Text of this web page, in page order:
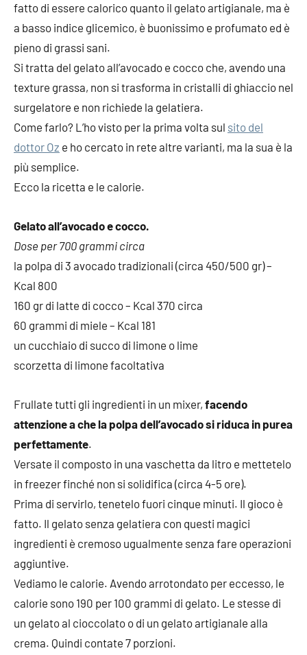
fatto di essere calorico quanto il gelato artigianale, ma è
a basso indice glicemico, è buonissimo e profumato ed è
pieno di grassi sani.
Si tratta del gelato all’avocado e cocco che, avendo una
texture grassa, non si trasforma in cristalli di ghiaccio nel
surgelatore e non richiede la gelatiera.
Come farlo? L’ho visto per la prima volta sul sito del
dottor Oz e ho cercato in rete altre varianti, ma la sua è la
più semplice.
Ecco la ricetta e le calorie.
Gelato all’avocado e cocco.
Dose per 700 grammi circa
la polpa di 3 avocado tradizionali (circa 450/500 gr) –
Kcal 800
160 gr di latte di cocco – Kcal 370 circa
60 grammi di miele – Kcal 181
un cucchiaio di succo di limone o lime
scorzetta di limone facoltativa
Frullate tutti gli ingredienti in un mixer, facendo
attenzione a che la polpa dell’avocado si riduca in purea
perfettamente.
Versate il composto in una vaschetta da litro e mettetelo
in freezer finché non si solidifica (circa 4-5 ore).
Prima di servirlo, tenetelo fuori cinque minuti. Il gioco è
fatto. Il gelato senza gelatiera con questi magici
ingredienti è cremoso ugualmente senza fare operazioni
aggiuntive.
Vediamo le calorie. Avendo arrotondato per eccesso, le
calorie sono 190 per 100 grammi di gelato. Le stesse di
un gelato al cioccolato o di un gelato artigianale alla
crema. Quindi contate 7 porzioni.